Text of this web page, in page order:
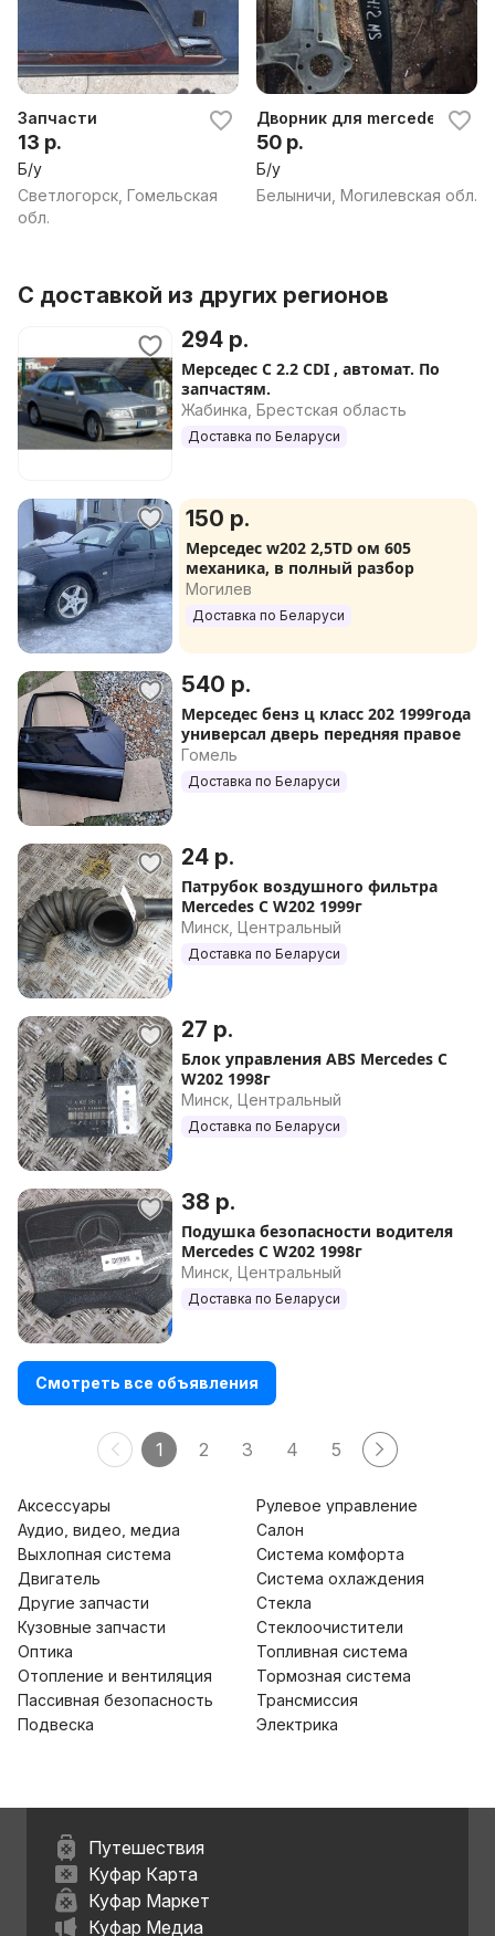
Запчасти
13 р.
Б/у
Светлогорск, Гомельская
обл.
Дворник для mercedes w202
50 р.
Б/у
Белыничи, Могилевская обл.
С доставкой из других регионов
294 р.
Мерседес С 2.2 CDI , автомат. По
запчастям.
Жабинка, Брестская область
Доставка по Беларуси
150 р.
Мерседес w202 2,5TD ом 605
механика, в полный разбор
Могилев
Доставка по Беларуси
540 р.
Мерседес бенз ц класс 202 1999года
универсал дверь передняя правое
Гомель
Доставка по Беларуси
24 р.
Патрубок воздушного фильтра
Mercedes C W202 1999г
Минск, Центральный
Доставка по Беларуси
27 р.
Блок управления ABS Mercedes C
W202 1998г
Минск, Центральный
Доставка по Беларуси
38 р.
Подушка безопасности водителя
Mercedes C W202 1998г
Минск, Центральный
Доставка по Беларуси
Смотреть все объявления
1 2 3 4 5
Аксессуары
Аудио, видео, медиа
Выхлопная система
Двигатель
Другие запчасти
Кузовные запчасти
Оптика
Отопление и вентиляция
Пассивная безопасность
Подвеска
Рулевое управление
Салон
Система комфорта
Система охлаждения
Стекла
Стеклоочистители
Топливная система
Тормозная система
Трансмиссия
Электрика
Путешествия
Куфар Карта
Куфар Маркет
Куфар Медиа